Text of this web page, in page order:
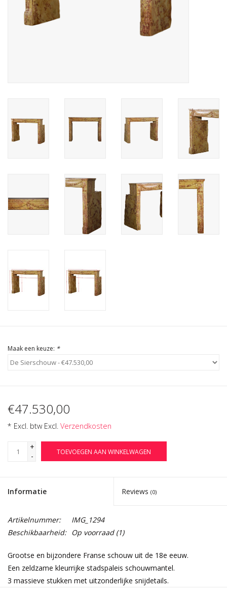
Outlet
Login
Maak een keuze: *
€47.530,00
* Excl. btw Excl. Verzendkosten
+
-
TOEVOEGEN AAN WINKELWAGEN
Informatie Reviews (0)
Artikelnummer:
IMG_1294
Beschikbaarheid: Op voorraad(1)
Grootse en bijzondere Franse schouw uit de 18e eeuw.
Een zeldzame kleurrijke stadspaleis schouwmantel.
3 massieve stukken met uitzonderlijke snijdetails.